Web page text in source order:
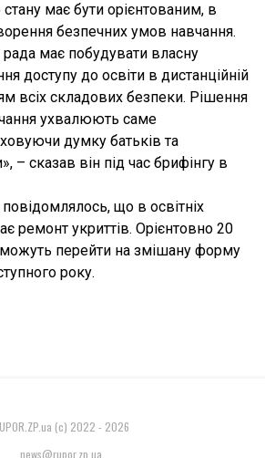
має бути орієнтованим, в
безпечних умов навчання.
має побудувати власну
доступу до освіти в дистанційній
всіх складових безпеки. Рішення
ухвалюють саме
думку батьків та
– сказав він під час брифінгу в
що в освітніх
ремонт укриттів. Орієнтовно 20
перейти на змішану форму
року.
(c) 2022 - 2026
news@rupor.zp.ua